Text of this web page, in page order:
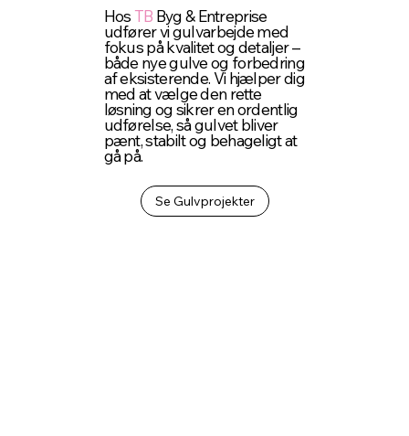
Hos TB Byg & Entreprise
udfører vi gulvarbejde med
fokus på kvalitet og detaljer –
både nye gulve og forbedring
af eksisterende. Vi hjælper dig
med at vælge den rette
løsning og sikrer en ordentlig
udførelse, så gulvet bliver
pænt, stabilt og behageligt at
gå på.
Se Gulvprojekter